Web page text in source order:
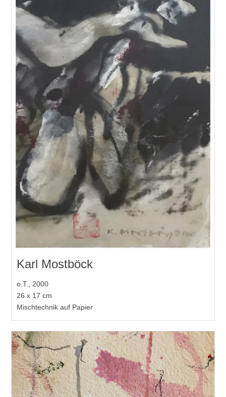
Karl Mostböck
o.T., 2000
26 x 17 cm
Mischtechnik auf Papier